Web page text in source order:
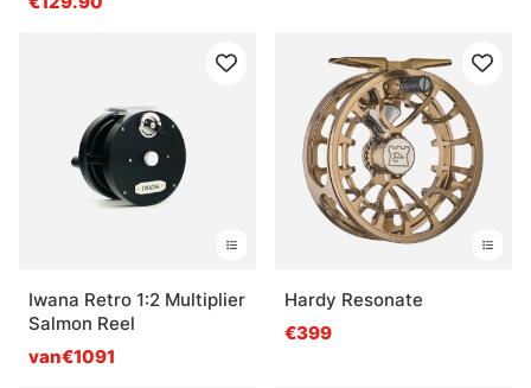
Iwana Retro 1:2 Multiplier
Salmon Reel
van€1091
Hardy Resonate
€399